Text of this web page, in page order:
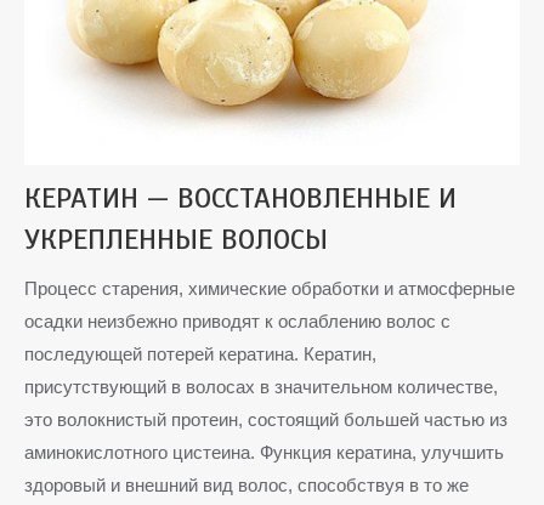
КЕРАТИН — ВОССТАНОВЛЕННЫЕ И
УКРЕПЛЕННЫЕ ВОЛОСЫ
Процесс старения, химические обработки и атмосферные
осадки неизбежно приводят к ослаблению волос с
последующей потерей кератина. Кератин,
присутствующий в волосах в значительном количестве,
это волокнистый протеин, состоящий большей частью из
аминокислотного цистеина. Функция кератина, улучшить
здоровый и внешний вид волос, способствуя в то же